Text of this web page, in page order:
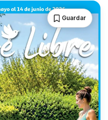
Guardar